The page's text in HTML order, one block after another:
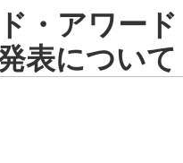
・アワー
表について